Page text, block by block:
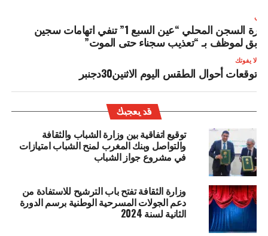
إدارة السجن المحلي “عين السبع 1” تنفي اتهامات سجين
لموظف بـ “تعذيب سجناء حتى الموت”
لا يفوتك
توقعات أحوال الطقس اليوم الاثنين30دجنبر
قد يعجبك
توقيع اتفاقية بين وزارة الشباب والثقافة
والتواصل وبنك المغرب لمنح الشباب امتيازات
في مشروع جواز الشباب
وزارة الثقافة تفتح باب الترشيح للاستفادة من
دعم الجولات المسرحية الوطنية برسم الدورة
الثانية لسنة 2024